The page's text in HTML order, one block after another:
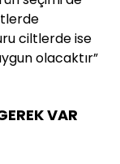
ciltlerde ise
olacaktır”
VAR